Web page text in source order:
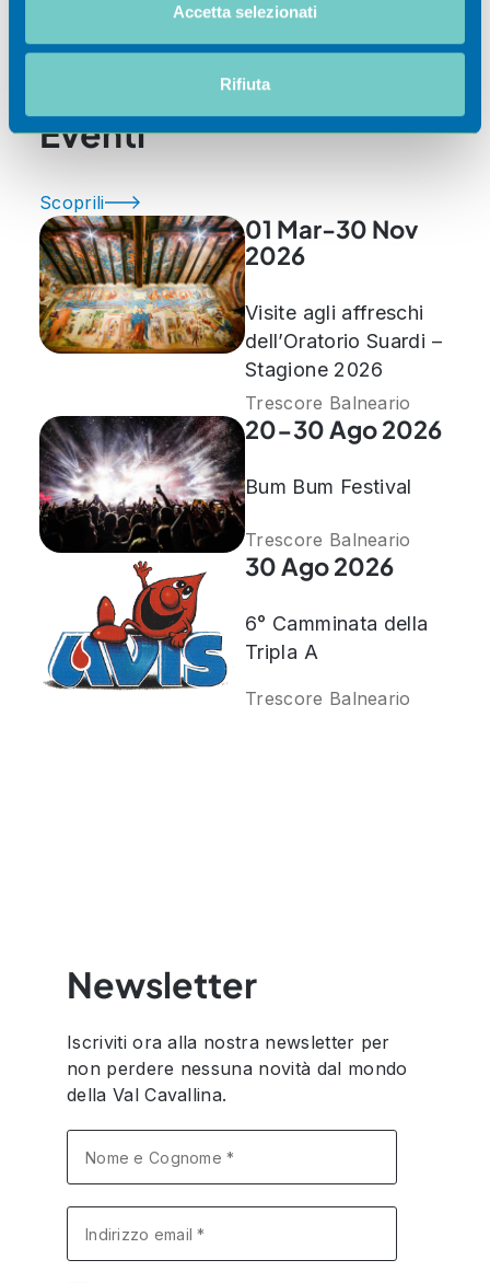
analizzare il nostro traffico. Condividiamo inoltre
informazioni sul modo in cui utilizza il nostro sito con i
pubblicità e social media, i quali potrebbero combinarle
Accetta selezionati
Rifiuta
Eventi
Scoprili
01 Mar-30 Nov
2026
Visite agli affreschi
dell’Oratorio Suardi –
Stagione 2026
Trescore Balneario
20-30 Ago 2026
Bum Bum Festival
Trescore Balneario
30 Ago 2026
6° Camminata della
Tripla A
Trescore Balneario
Newsletter
Iscriviti ora alla nostra newsletter per
non perdere nessuna novità dal mondo
della Val Cavallina.